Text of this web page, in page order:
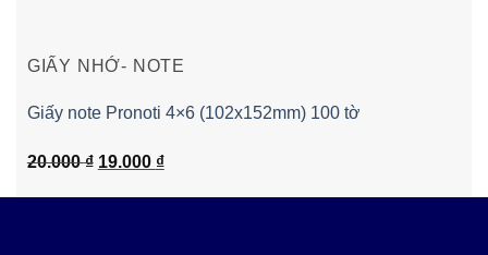
GIẤY NHỚ- NOTE
Giấy note Pronoti 4×6 (102x152mm) 100 tờ
20.000₫ Giá
19.000 ₫Giá